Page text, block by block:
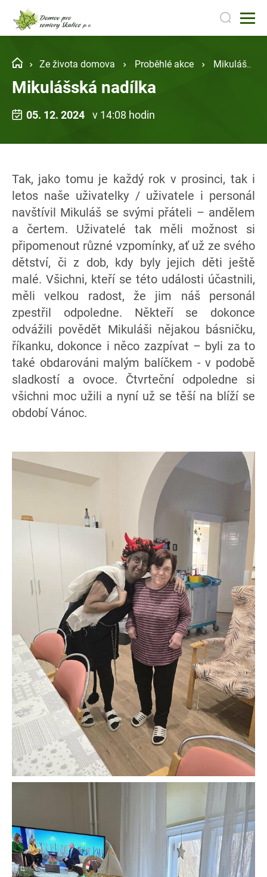
Ze života domova Proběhlé akce Mikulášská nadílka
Mikulášská nadílka
05. 12. 2024 v 14:08 hodin
Tak, jako tomu je každý rok v prosinci, tak i
letos naše uživatelky / uživatele i personál
navštívil Mikuláš se svými přáteli – andělem
a čertem. Uživatelé tak měli možnost si
připomenout různé vzpomínky, ať už ze svého
dětství, či z dob, kdy byly jejich děti ještě
malé. Všichni, kteří se této události účastnili,
měli velkou radost, že jim náš personál
zpestřil odpoledne. Někteří se dokonce
odvážili povědět Mikuláši nějakou básničku,
říkanku, dokonce i něco zazpívat – byli za to
také obdarováni malým balíčkem - v podobě
sladkostí a ovoce. Čtvrteční odpoledne si
všichni moc užili a nyní už se těší na blíží se
období Vánoc.